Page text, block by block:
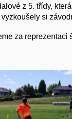
z 5. třídy,
si
za reprezentaci